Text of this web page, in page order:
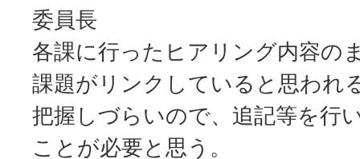
委員長
各課に行ったヒアリング内容の
課題がリンクしていると思われ
把握しづらいので、追記等を行
ことが必要と思う。